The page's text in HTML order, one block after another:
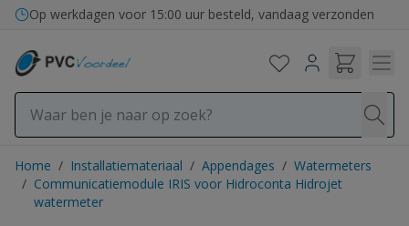
Ga naar de inhoud
Op werkdagen voor 15:00 uur besteld, vandaag verzonden
Home / Installatiemateriaal / Appendages / Watermeters
/ Communicatiemodule IRIS voor Hidroconta Hidrojet
watermeter